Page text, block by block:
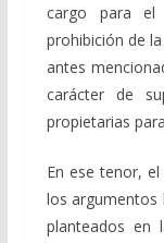
cargo para el
prohibición de
antes
carácter de
propietarias
En ese tenor,
los argumentos
planteados en